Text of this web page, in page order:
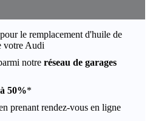
pour le remplacement d'huile de
votre Audi
notre réseau de garages
50%*
prenant rendez-vous en ligne